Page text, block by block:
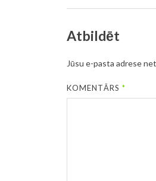
Atbildēt
Jūsu e-pasta adrese
KOMENTĀRS*